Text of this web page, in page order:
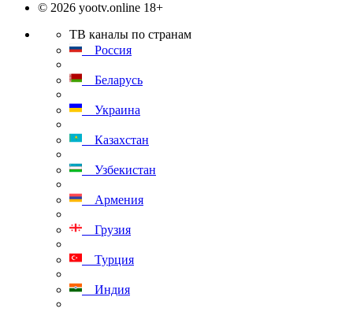
© 2026 yootv.online 18+
ТВ каналы по странам
Россия
Беларусь
Украина
Казахстан
Узбекистан
Армения
Грузия
Турция
Индия